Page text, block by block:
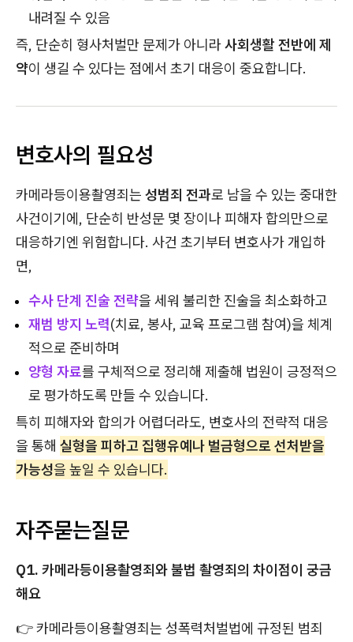
내려질 수 있음
즉, 단순히 형사처벌만 문제가 아니라사회생활 전반에 제
약이 생길 수 있다는 점에서 초기 대응이 중요합니다.
변호사의 필요성
카메라등이용촬영죄는 성범죄 전과로 남을 수 있는 중대한
사건이기에, 단순히 반성문 몇 장이나 피해자 합의만으로
대응하기엔 위험합니다. 사건 초기부터 변호사가 개입하
면,
수사 단계 진술 전략을 세워 불리한 진술을 최소화하고
재범 방지 노력(치료, 봉사, 교육 프로그램 참여)을 체계
적으로 준비하며
양형 자료를 구체적으로 정리해 제출해 법원이 긍정적으
로 평가하도록 만들 수 있습니다.
특히 피해자와 합의가 어렵더라도, 변호사의 전략적 대응
을 통해 실형을 피하고 집행유예나 벌금형으로 선처받을
가능성을 높일 수 있습니다.
자주묻는질문
Q1. 카메라등이용촬영죄와 불법 촬영죄의 차이점이 궁금
해요
👉 카메라등이용촬영죄는 성폭력처벌법에 규정된 범죄